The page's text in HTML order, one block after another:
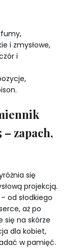
i zmysłowe,
i
zapach,
się
projekcją.
od słodkiego
aż po
się na skórze
dla kobiet,
w pamięć.